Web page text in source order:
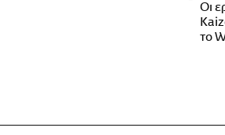
Οι
το